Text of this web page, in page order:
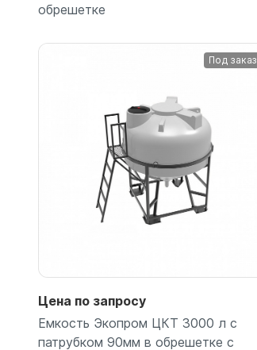
Подробнее
обрешетке
Под заказ
Цена по запросу
Емкость Экопром ЦКТ 3000 л с
патрубком 90мм в обрешетке с